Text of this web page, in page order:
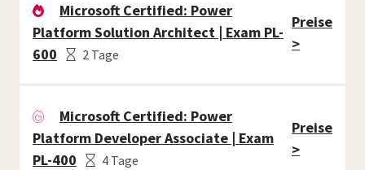
Microsoft Certified: Power
Platform Solution Architect | Exam PL-
600
2 Tage
Preise
>
Microsoft Certified: Power
Platform Developer Associate | Exam
PL-400
4 Tage
Preise
>